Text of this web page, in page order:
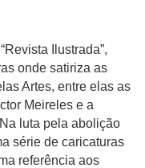
Ilustrada”,
onde satiriza as
Artes, entre elas as
Meireles e a
luta pela abolição
série de caricaturas
referência aos